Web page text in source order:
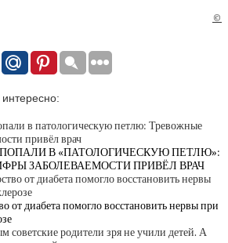
©
В «ПАТОЛОГИЧЕСКУЮ ПЕТЛЮ»:
ЗАБОЛЕВАЕМОСТИ ПРИВЁЛ ВРАЧ
от диабета помогло восстановить нервы при